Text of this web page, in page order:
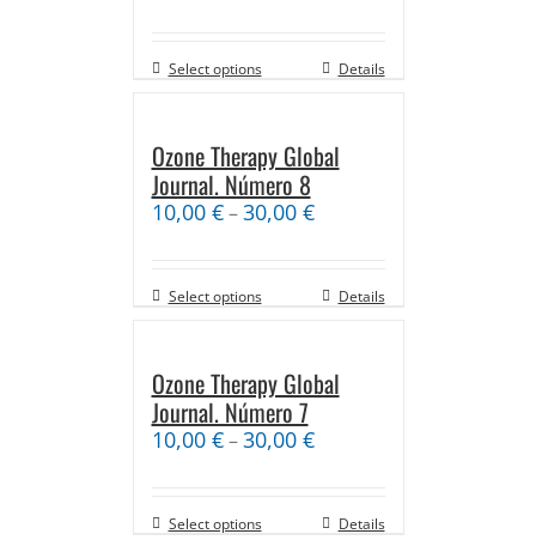
Select options Details
Ozone Therapy Global
Journal. Número 8
10,00 €–30,00 €
Select options Details
Ozone Therapy Global
Journal. Número 7
10,00 €–30,00 €
Select options Details